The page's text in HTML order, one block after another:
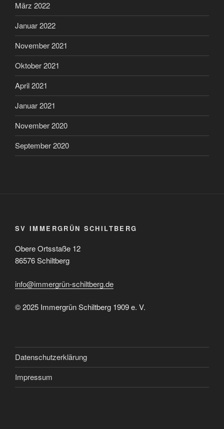
März 2022
Januar 2022
November 2021
Oktober 2021
April 2021
Januar 2021
November 2020
September 2020
SV IMMERGRÜN SCHILTBERG
Obere Ortsstaße 12
86576 Schiltberg
info@immergrün-schiltberg.de
© 2025 Immergrün Schiltberg 1909 e. V.
Datenschutzerklärung
Impressum